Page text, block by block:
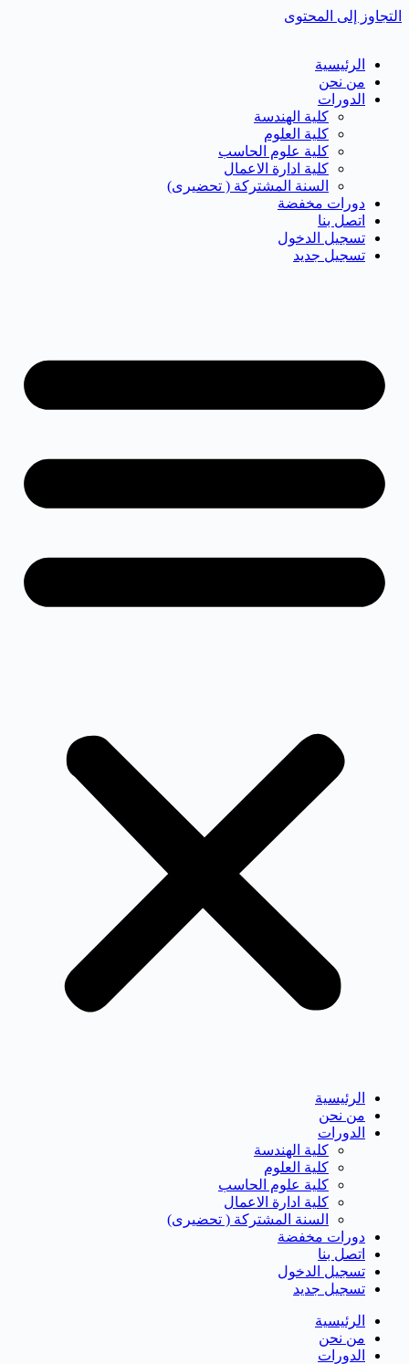
التجاوز إلى المحتوى
الرئيسية
من نحن
الدورات
كلية الهندسة
كلية العلوم
كلية علوم الحاسب
كلية ادارة الاعمال
السنة المشتركة ( تحضيرى)
دورات مخفضة
اتصل بنا
تسجيل الدخول
تسجيل جديد
الرئيسية
من نحن
الدورات
كلية الهندسة
كلية العلوم
كلية علوم الحاسب
كلية ادارة الاعمال
السنة المشتركة ( تحضيرى)
دورات مخفضة
اتصل بنا
تسجيل الدخول
تسجيل جديد
الرئيسية
من نحن
الدورات